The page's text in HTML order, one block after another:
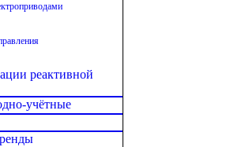
реактивной
учётные